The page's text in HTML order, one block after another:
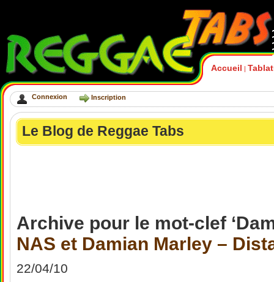
Accueil |
Connexion Inscription
Le Blog de Reggae Tabs
Archive pour le mot-clef
NAS et Damian Marley –
22/04/10